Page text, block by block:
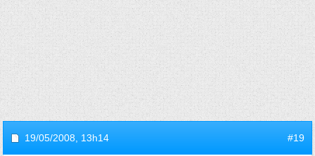
19/05/2008, 13h14 #19